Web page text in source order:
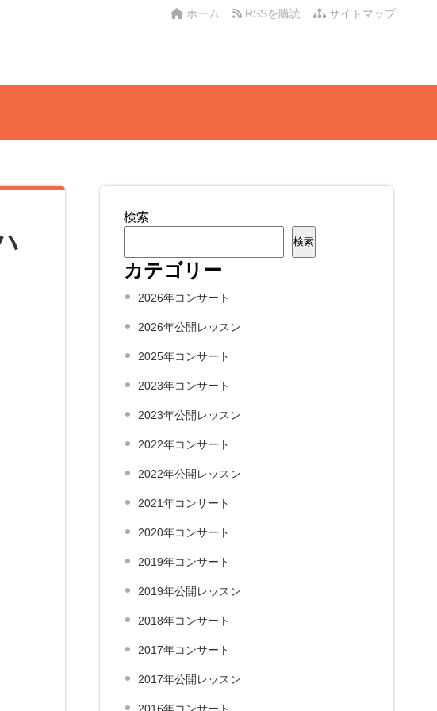
サイトマップ
RSSを購読
ホーム
検索
検索
カテゴリー
2026年コンサート
2026年公開レッスン
2025年コンサート
2023年コンサート
2023年公開レッスン
2022年コンサート
2022年公開レッスン
2021年コンサート
2020年コンサート
2019年コンサート
2019年公開レッスン
2018年コンサート
2017年コンサート
2017年公開レッスン